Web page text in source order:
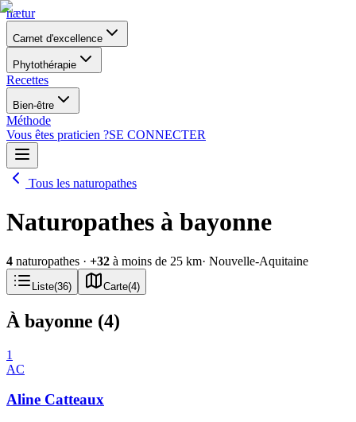
nætur
Carnet d'excellence
Phytothérapie
Recettes
Bien-être
Méthode
Vous êtes praticien ?SE CONNECTER
Tous les naturopathes
Naturopathes à bayonne
4 naturopathes · +32 à moins de 25 km· Nouvelle-Aquitaine
Liste(36) Carte(4)
À bayonne (4)
1
AC
Aline Catteaux